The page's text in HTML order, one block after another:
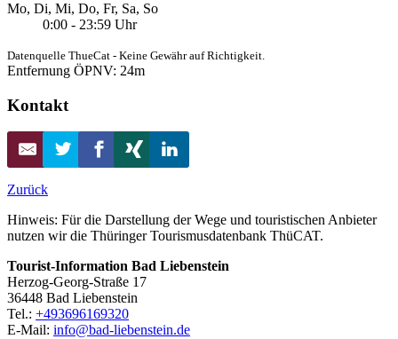
Mo, Di, Mi, Do, Fr, Sa, So
0:00 - 23:59 Uhr
Datenquelle ThueCat - Keine Gewähr auf Richtigkeit.
Entfernung ÖPNV: 24m
Kontakt
Zurück
Hinweis: Für die Darstellung der Wege und touristischen Anbieter
nutzen wir die Thüringer Tourismusdatenbank ThüCAT.
Tourist-Information Bad Liebenstein
Herzog-Georg-Straße 17
36448 Bad Liebenstein
Tel.: +493696169320
E-Mail: info@bad-liebenstein.de